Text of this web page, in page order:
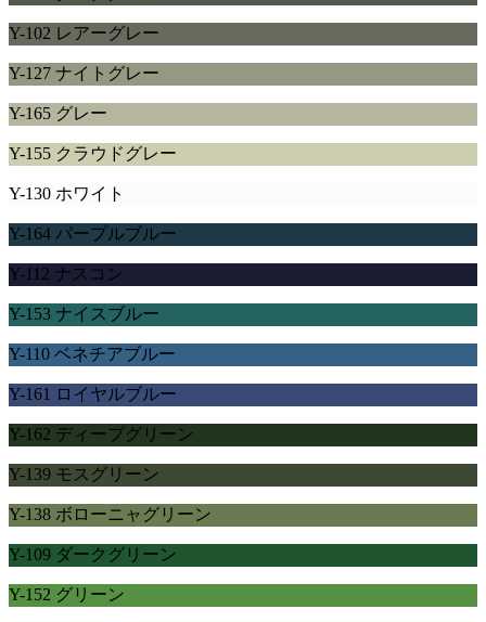
Y-102 レアーグレー
Y-127 ナイトグレー
Y-165 グレー
Y-155 クラウドグレー
Y-130 ホワイト
Y-164 パープルブルー
Y-112 ナスコン
Y-153 ナイスブルー
Y-110 ベネチアブルー
Y-161 ロイヤルブルー
Y-162 ディープグリーン
Y-139 モスグリーン
Y-138 ボローニャグリーン
Y-109 ダークグリーン
Y-152 グリーン